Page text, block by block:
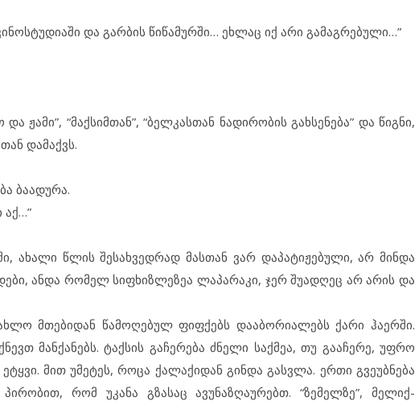
და გარბის წიწამურში… ეხლაც იქ არი გამაგრებული…”
ჟამი”, “მაქსიმთან”, “ბელკასთან ნადირობის გახსენება” და წიგნი,
დამაქვს.
ბაადურა.
აქ…”
ახალი წლის შესახვედრად მასთან ვარ დაპატიჟებული, არ მინდა
ანდა რომელ სიფხიზლეზეა ლაპარაკი, ჯერ შუადღეც არ არის და
მთებიდან წამოღებულ ფიფქებს დააბორიალებს ქარი ჰაერში.
მანქანებს. ტაქსის გაჩერება ძნელი საქმეა, თუ გააჩერე, უფრო
მით უმეტეს, როცა ქალაქიდან გინდა გასვლა. ერთი გვეუბნება
რომ უკანა გზასაც ავუნაზღაურებთ. “ზემელზე”, მელიქ-